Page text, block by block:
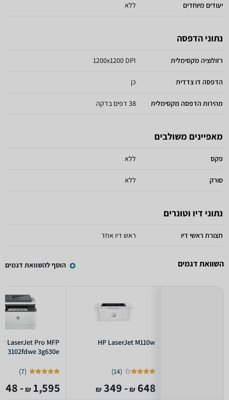
יעודים מיוחדים ללא
נתוני הדפסה
רזולוציה מקסימלית 1200x1200 DPI
הדפסה דו צדדית כן
מהירות הדפסה מקסימלית 38 דפים בדקה
מאפיינים משולבים
פקס ללא
סורק ללא
נתוני דיו וטונרים
תצורת ראשי דיו ראש דיו אחד
השוואת דגמים הוסף להשוואת דגמים
HP LaserJet M110w
(
14
)
648
₪
- 349
₪
LaserJet Pro MFP
3102fdwe 3g630e
(
7
)
1,595
₪
- 848